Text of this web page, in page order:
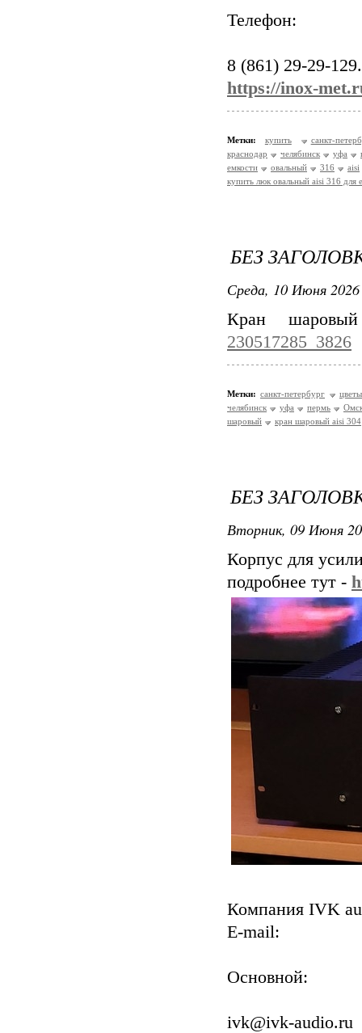
Телефон:
8 (861) 29-29-129.
https://inox-
Метки: купить
санкт-
краснодар
челябинск уфа
емкости
овальный 316
aisi
купить люк овальный aisi 316 для
БЕЗ
Среда, 10 Июня
Кран
230517285_3826
Метки: санкт-петербург
цветы
челябинск
уфа пермь
шаровый
кран шаровый aisi 304
БЕЗ
Вторник, 09 Июня
Корпус для
подробнее тут -
Компания IVK
E-mail:
Основной:
ivk@ivk-audio.ru